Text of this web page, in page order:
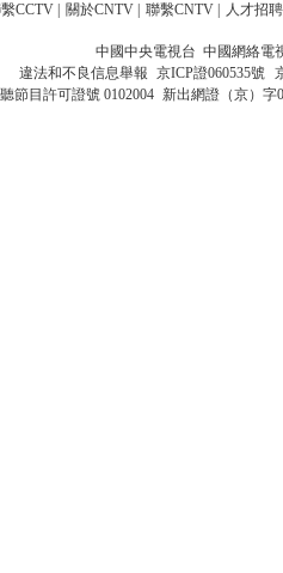
CCTV 關於CNTV 聯繫CNTV 人才招聘
中國中央電視台 中國網絡電
違法和不良信息舉報 京ICP證060535號
節目許可證號 0102004 新出網證（京）